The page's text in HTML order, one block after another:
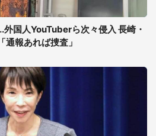
国人YouTuberら次々侵入 長崎・
報あれば捜査」